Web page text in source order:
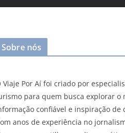
Sobre nós
Viaje Por Aí foi criado por
para quem busca explorar o
confiável e inspiração de
anos de experiência no